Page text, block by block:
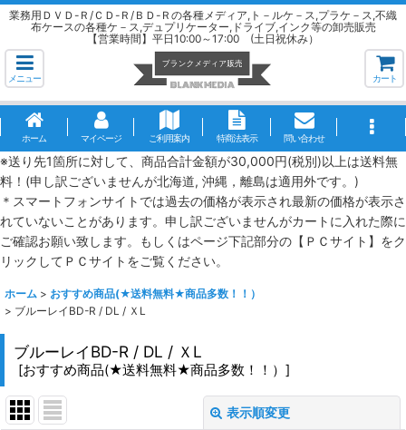
業務用ＤＶＤ-Ｒ/ＣＤ-Ｒ/ＢＤ-Ｒの各種メディア,ト－ルケ－ス,プラケ－ス,不織
布ケースの各種ケ－ス,デュプリケーター,ドライブ,インク等の卸売販売
【営業時間】平日10:00～17:00 (土日祝休み）
メニュー カート
ホーム マイページ ご利用案内 特商法表示 問い合わせ
※送り先1箇所に対して、商品合計金額が30,000円(税別)以上は送料無
料！(申し訳ございませんが北海道, 沖縄，離島は適用外です。)
＊スマートフォンサイトでは過去の価格が表示され最新の価格が表示さ
れていないことがあります。申し訳ございませんがカートに入れた際に
ご確認お願い致します。もしくはページ下記部分の【ＰＣサイト】をク
リックしてＰＣサイトをご覧ください。
ホーム > おすすめ商品(★送料無料★商品多数！！）
> ブルーレイBD-R / DL / ＸL
ブルーレイBD-R / DL / ＸL
[おすすめ商品(★送料無料★商品多数！！） ]
表示順変更